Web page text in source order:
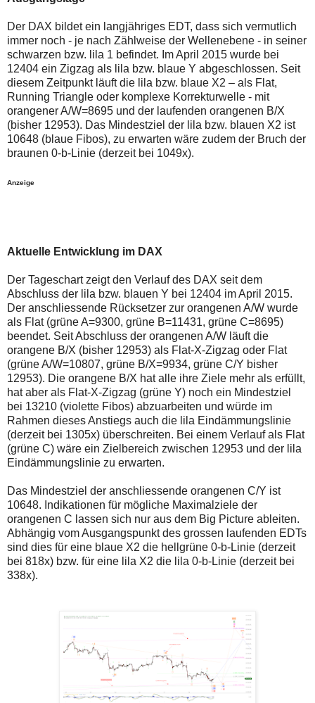
auch
gegen
die
Netiquette
oder
ein
Missbrauch
der
Kommentarfunktion
sein.
Bitte
überprüfen
Sie
oder
es
einem
späteren
Zeitpunkt
noch
einmal.
Sollte
das
Problem
weiterbestehen
bitte
ich
um
Kontaktaufnahme
per
Mail
robbys-
elliottwellen@online.de.
Bis
Lösung
des
Problems
sind
die
Post
auch
auf
der
Alternativ
die
Post
auch
auf
der
Plattform
wallstreet-
online.de
verfügbar.
Der DAX bildet ein langjähriges EDT, dass sich vermutlich
immer noch - je nach Zählweise der Wellenebene - in seiner
schwarzen bzw. lila 1 befindet. Im April 2015 wurde bei
12404 ein Zigzag als lila bzw. blaue Y abgeschlossen. Seit
diesem Zeitpunkt läuft die lila bzw. blaue X2 – als Flat,
Running Triangle oder komplexe Korrekturwelle - mit
orangener A/W=8695 und der laufenden orangenen B/X
(bisher 12953). Das Mindestziel der lila bzw. blauen X2 ist
10648 (blaue Fibos), zu erwarten wäre zudem der Bruch der
braunen 0-b-Linie (derzeit bei 1049x).
Anzeige
Aktuelle Entwicklung im DAX
Der Tageschart zeigt den Verlauf des DAX seit dem
Abschluss der lila bzw. blauen Y bei 12404 im April 2015.
Der anschliessende Rücksetzer zur orangenen A/W wurde
als Flat (grüne A=9300, grüne B=11431, grüne C=8695)
beendet. Seit Abschluss der orangenen A/W läuft die
orangene B/X (bisher 12953) als Flat-X-Zigzag oder Flat
(grüne A/W=10807, grüne B/X=9934, grüne C/Y bisher
12953). Die orangene B/X hat alle ihre Ziele mehr als erfüllt,
hat aber als Flat-X-Zigzag (grüne Y) noch ein Mindestziel
bei 13210 (violette Fibos) abzuarbeiten und würde im
Rahmen dieses Anstiegs auch die lila Eindämmungslinie
(derzeit bei 1305x) überschreiten. Bei einem Verlauf als Flat
(grüne C) wäre ein Zielbereich zwischen 12953 und der lila
Eindämmungslinie zu erwarten.
Das Mindestziel der anschliessende orangenen C/Y ist
10648. Indikationen für mögliche Maximalziele der
orangenen C lassen sich nur aus dem Big Picture ableiten.
Abhängig vom Ausgangspunkt des grossen laufenden EDTs
sind dies für eine blaue X2 die hellgrüne 0-b-Linie (derzeit
bei 818x) bzw. für eine lila X2 die lila 0-b-Linie (derzeit bei
338x).